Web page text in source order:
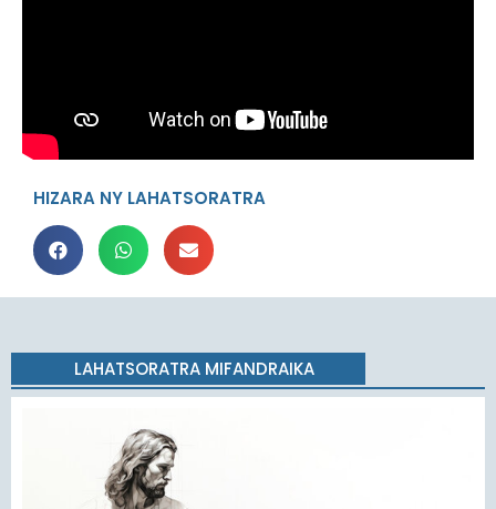
HIZARA NY LAHATSORATRA
LAHATSORATRA MIFANDRAIKA